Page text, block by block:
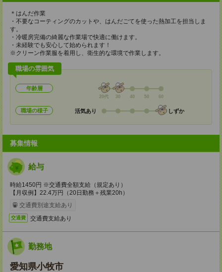
＊はんだ作業
・不要なコーティングのカットや、はんだごてを使った熱加工を担当しま
す。
・冷暖房完備の綺麗な作業場で快適に働けます。
・未経験でも安心して始められます！
※クリーン作業服を着用し、衛生的な環境で作業します。
職場の雰囲気
年齢層
20代 30 40 50 60
職場の様子 活気あり しずか
募集情報
給与
時給1450円 ※交通費全額支給（規定あり）
【月収例】22.4万円（20日勤務＋残業20h）
交通費別途支給あり
交通費 交通費支給あり
勤務地
愛知県小牧市